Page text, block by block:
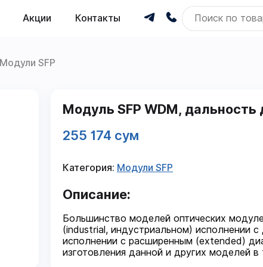
Акции Контакты
Модули SFP
Модуль SFP WDM,
255 174 сум
Категория: Модули SFP
Описание:
Большинство моделей оптических
(industrial, индустриальном) исполнении
исполнении с расширенным (extended)
изготовления данной и других моделей